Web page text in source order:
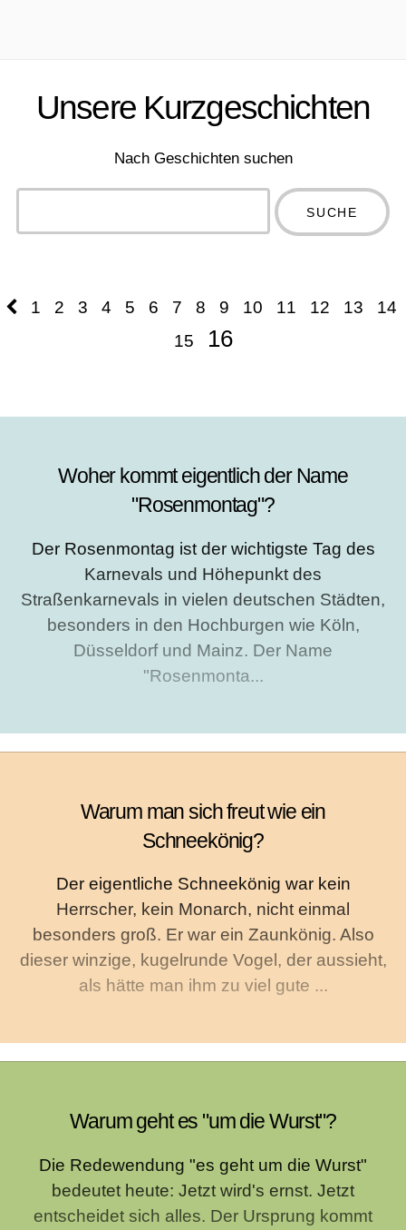
Unsere Kurzgeschichten
Nach Geschichten suchen
results.
Type 2 or
1
2 3 4 5 6 7 8 9 10 11 12 13
14
15
16
Woher kommt eigentlich der Name
"Rosenmontag"?
Der Rosenmontag ist der wichtigste Tag des
Karnevals und Höhepunkt des
Straßenkarnevals in vielen deutschen Städten,
besonders in den Hochburgen wie Köln,
Düsseldorf und Mainz. Der Name
"Rosenmonta...
Warum man sich freut wie ein
Schneekönig?
Der eigentliche Schneekönig war kein
Herrscher, kein Monarch, nicht einmal
besonders groß. Er war ein Zaunkönig. Also
dieser winzige, kugelrunde Vogel, der aussieht,
als hätte man ihm zu viel gute ...
Warum geht es "um die Wurst"?
Die Redewendung "es geht um die Wurst"
bedeutet heute: Jetzt wird's ernst. Jetzt
entscheidet sich alles. Der Ursprung kommt